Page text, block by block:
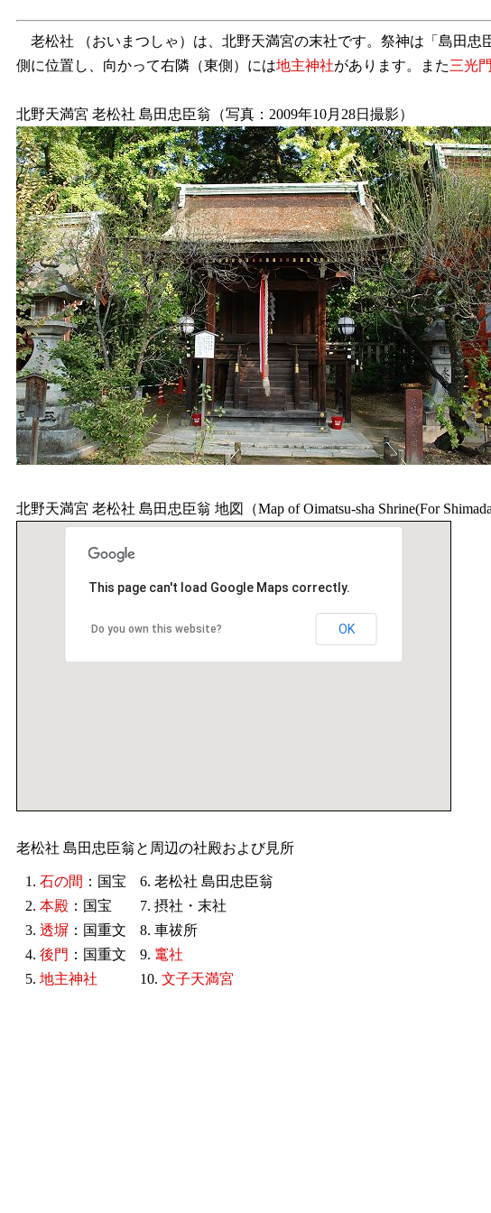
老松社 （おいまつしゃ）は、北野天満宮の末社です。祭神は「島田忠
側に位置し、向かって右隣（東側）には地主神社があります。また三光門
北野天満宮 老松社 島田忠臣翁（写真：2009年10月28日撮影）
北野天満宮 老松社 島田忠臣翁 地図（Map of Oimatsu-sha Shrine(For
This page can't load Google Maps correctly.
Do you own this website? OK
老松社 島田忠臣翁と周辺の社殿および見所
1. 石の間 ：国宝
2. 本殿 ：国宝
3. 透塀 ：国重文
4. 後門 ：国重文
5. 地主神社
6. 老松社 島田忠臣翁
7. 摂社・末社
8. 車祓所
9. 竃社
10. 文子天満宮